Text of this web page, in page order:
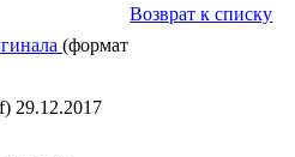
(формат
29.12.2017
Возврат к списку